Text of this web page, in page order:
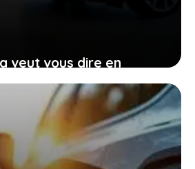
veut vous dire en
à